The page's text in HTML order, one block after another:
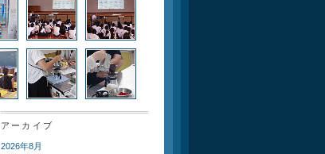
アーカイブ
2026年8月